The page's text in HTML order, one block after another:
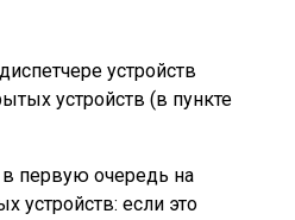
устройств
устройств (в пункте
первую очередь на
устройств: если это